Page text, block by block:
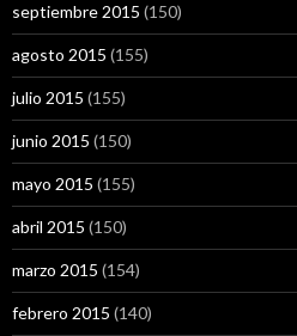
septiembre 2015 (150)
agosto 2015 (155)
julio 2015 (155)
junio 2015 (150)
mayo 2015 (155)
abril 2015 (150)
marzo 2015 (154)
febrero 2015 (140)